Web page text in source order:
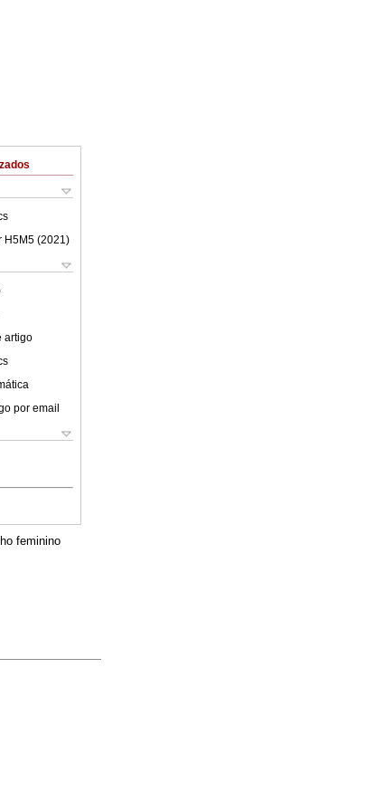
H5M5 (2021 )
artigo
por email
feminino